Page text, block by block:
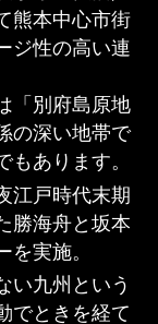
熊本中心市街
ジ性の高い連
「別府島原地
の深い地帯で
あります。
江戸時代末期
勝海舟と坂本
実施。
い九州という
でときを経て